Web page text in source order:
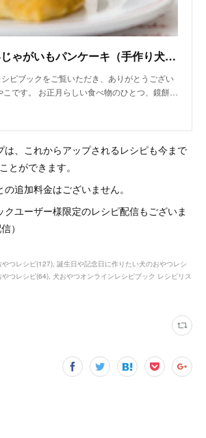
鏡餅風♪分厚いじゃがいもパンケーキ（手作り犬おやつレシピ）｜いちかわあやこ（犬ごはん先生）｜note
ピブックをご覧いただき、ありがとうござい
です。 お正月らしい食べ物のひとつ、鏡餅…
は、これからアップされるレシピも今まで
とができます。
追加料金はございません。
ユーザー様限定のレシピ配信もございま
）
やつレシピ(127) 誕生日や記念日に作りたい犬のおやつレシ
つレシピ(64) 犬おやつオンラインレシピブック レシピリス